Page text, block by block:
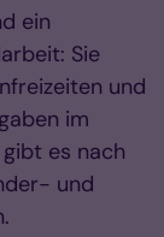
ein
Sie
und
im
es nach
und